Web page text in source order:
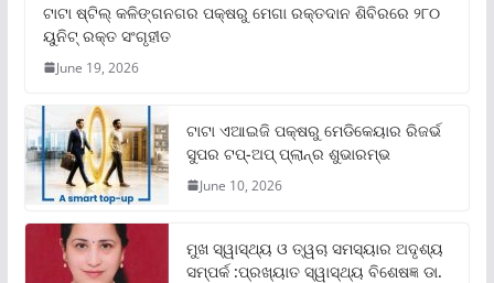
ଟାଟା ଷ୍ଟିଲ୍‌ କଳିଙ୍ଗନଗର ପକ୍ଷରୁ ମେଗା ରକ୍ତଦାନ ଶିବିରରେ ୨୮୦
ୟୁନିଟ୍‌ ରକ୍ତ ସଂଗୃହୀତ
June 19, 2026
ଟାଟା ଏଆଇଜି ପକ୍ଷରୁ ମେଡିକେୟାର ରିଜର୍ଭ
ସୁପର ଟପ୍‌-ଅପ୍ ପ୍ଲାନ୍‌ର ଶୁଭାରମ୍ଭ
June 10, 2026
ମୁଖ ସ୍ୱାସ୍ଥ୍ୟ ଓ ତ୍ୱଚା ସମସ୍ୟାର ଅଦୃଶ୍ୟ
ସମ୍ପର୍କ :ପ୍ରଖ୍ୟାତ ସ୍ୱାସ୍ଥ୍ୟ ବିଶେଷଜ୍ଞ ଡା.